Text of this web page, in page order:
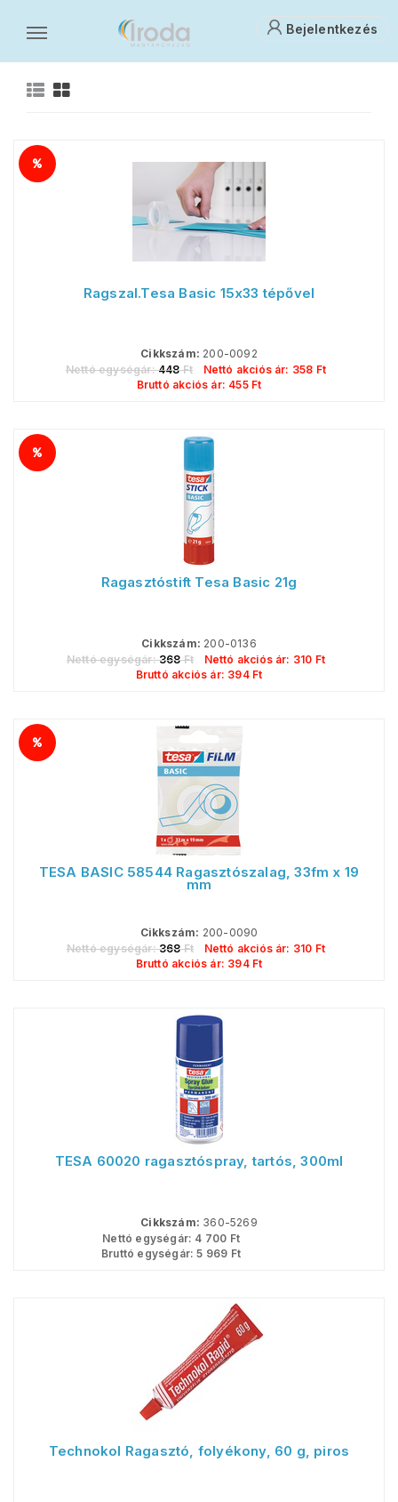
Bejelentkezés
Irodaszerek
Ragasztók
Ragszal.Tesa Basic 15x33 tépővel
Cikkszám: 200-0092
Nettó egységár: 448Ft Nettó akciós ár: 358 Ft
Bruttó akciós ár: 455Ft
Ragasztóstift Tesa Basic 21g
Cikkszám: 200-0136
Nettó egységár: 368Ft Nettó akciós ár: 310 Ft
Bruttó akciós ár: 394Ft
TESA BASIC 58544 Ragasztószalag, 33fm x 19
mm
Cikkszám: 200-0090
Nettó egységár: 368Ft Nettó akciós ár: 310 Ft
Bruttó akciós ár: 394Ft
TESA 60020 ragasztóspray, tartós, 300ml
Cikkszám: 360-5269
Nettó egységár: 4 700 Ft
Bruttó egységár: 5 969 Ft
Technokol Ragasztó, folyékony, 60 g, piros